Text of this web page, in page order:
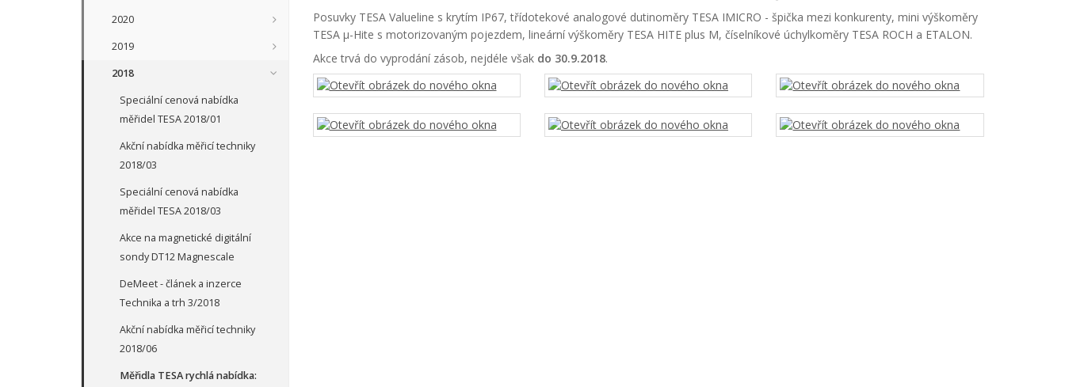
2020
2019
2018
Speciální cenová nabídka
měřidel TESA 2018/01
Akční nabídka měřicí techniky
2018/03
Speciální cenová nabídka
měřidel TESA 2018/03
Akce na magnetické digitální
sondy DT12 Magnescale
DeMeet - článek a inzerce
Technika a trh 3/2018
Akční nabídka měřicí techniky
2018/06
Měřidla TESA rychlá nabídka:
Posuvky TESA Valueline s krytím IP67, třídotekové analogové dutinoměry TESA IMICRO - špička mezi konkurenty, mini výškoměry
TESA µ-Hite s motorizovaným pojezdem, lineární výškoměry TESA HITE plus M, číselníkové úchylkoměry TESA ROCH a ETALON.
Akce trvá do vyprodání zásob, nejdéle však do 30.9.2018.